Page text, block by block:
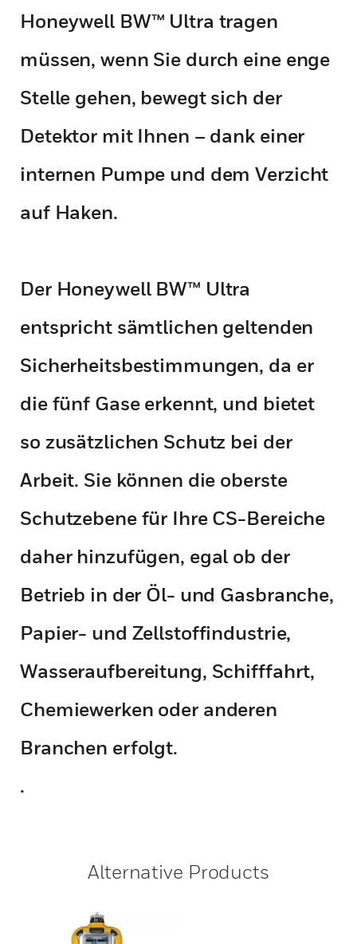
Honeywell BW™ Ultra tragen
müssen, wenn Sie durch eine enge
Stelle gehen, bewegt sich der
Detektor mit Ihnen – dank einer
internen Pumpe und dem Verzicht
auf Haken.
Der Honeywell BW™ Ultra
entspricht sämtlichen geltenden
Sicherheitsbestimmungen, da er
die fünf Gase erkennt, und bietet
so zusätzlichen Schutz bei der
Arbeit. Sie können die oberste
Schutzebene für Ihre CS-Bereiche
daher hinzufügen, egal ob der
Betrieb in der Öl- und Gasbranche,
Papier- und Zellstoffindustrie,
Wasseraufbereitung, Schifffahrt,
Chemiewerken oder anderen
Branchen erfolgt.
.
Alternative Products